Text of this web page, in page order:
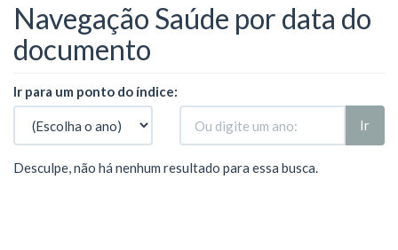
Navegação Saúde por data do
documento
Ir para um ponto do índice:
Ir
Desculpe, não há nenhum resultado para essa busca.